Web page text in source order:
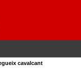
cavalcant